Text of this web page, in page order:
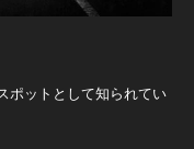
ポットとして知られてい